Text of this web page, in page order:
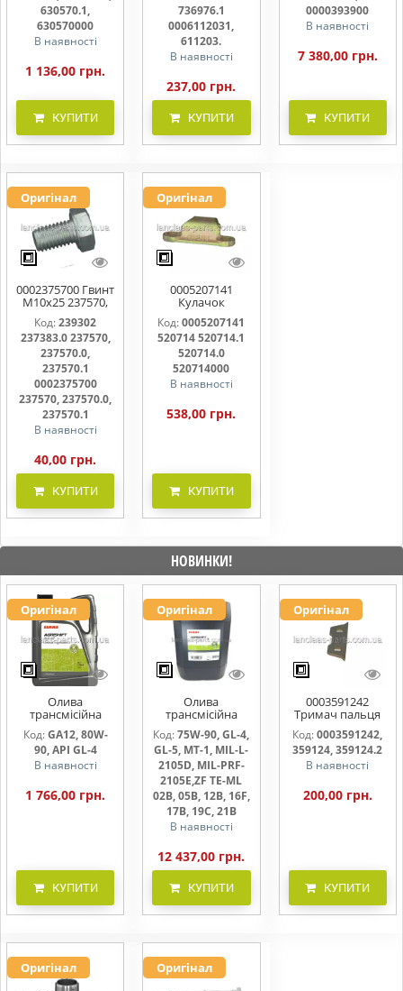
630570.1,
630570000
В наявності
1 136,00 грн.
КУПИТИ
611203.
736976.1
0006112031,
611203.
В наявності
237,00 грн.
КУПИТИ
0000393900
В наявності
7 380,00 грн.
КУПИТИ
Оригінал
0002375700 Гвинт
M10x25 237570,
237570.0,
237570.1
Код:239302
237383.0 237570,
237570.0,
237570.1
0002375700
237570, 237570.0,
237570.1
В наявності
40,00 грн.
КУПИТИ
Оригінал
0005207141
Кулачок
ножовий,
прижим коси
520714, 520714.0
Код: 0005207141
520714 520714.1
520714.0
520714000
В наявності
538,00 грн.
КУПИТИ
НОВИНКИ!
Оригінал
Олива
трансмісійна
AGRISHIFT GA12 5
л
Код:GA12, 80W-
90, API GL-4
В наявності
1 766,00 грн.
КУПИТИ
Оригінал
Олива
трансмісійна
AGRISHIFT SYN FE
75W90 20л
Код: 75W-90, GL-4,
GL-5, MT-1, MIL-L-
2105D, MIL-PRF-
2105E,ZF TE-ML
02B, 05B, 12B, 16F,
17B, 19C, 21B
В наявності
12 437,00 грн.
КУПИТИ
Оригінал
0003591242
Тримач пальця
жниварки
Код:0003591242,
359124, 359124.2
В наявності
200,00 грн.
КУПИТИ
Оригінал Оригінал